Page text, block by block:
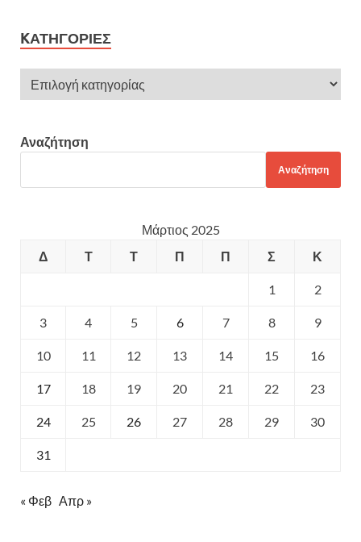
KΑΤΗΓΟΡΊΕΣ
Αναζήτηση
Αναζήτηση
Μάρτιος 2025
Δ
Τ Τ Π Π Σ Κ
1 2
3 4 5 6 7 8 9
10 11 12 13 14 15 16
17 18 19 20 21 22 23
24 25 26 27 28 29 30
31
« Φεβ Απρ »